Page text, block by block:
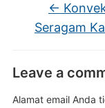
←
Seragam
Leave a
Alamat email Anda